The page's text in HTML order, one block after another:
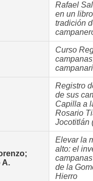
Rafael
en un
tradición
Curso
Registro
de sus
Capilla a
Rosario
Jocotitlán
A.
Elevar la
alto: el
de la
Hierro